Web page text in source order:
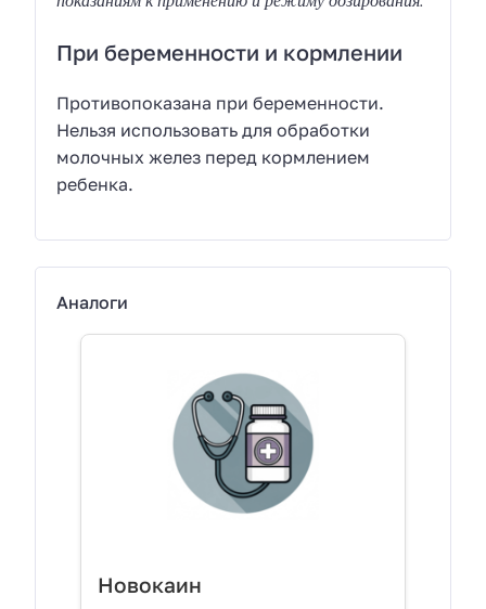
При беременности и кормлении
Противопоказана при беременности.
Нельзя использовать для обработки
молочных желез перед кормлением
ребенка.
Аналоги
Новокаин